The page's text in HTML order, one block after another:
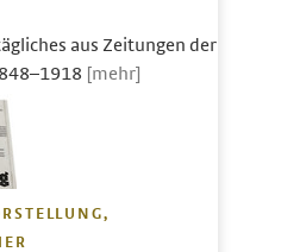
aus Zeitungen der
[mehr]